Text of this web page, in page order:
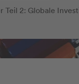
Teil 2: Globale